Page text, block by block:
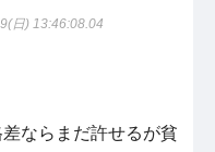
日) 13:46:08.04
ならまだ許せるが貧